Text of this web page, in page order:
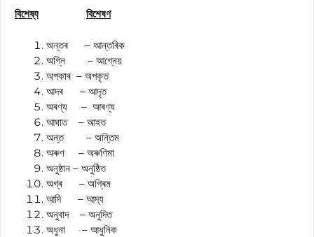
বিশেষ্য বিশেষণ
অন্তৰ – আন্তৰিক
অগ্নি – আগ্নেয়
অপকাৰ – অপকৃত
আদৰ – আদৃত
অৰণ্য – আৰণ্য
আঘাত – আহত
অন্ত – অন্তিম
অৰুণ – অৰুণিমা
অনুষ্ঠান – অনুষ্ঠিত
অগ্ৰ – অগ্ৰিম
আদি – আদ্য
অনুবাদ – অনুদিত
অধুনা – আধুনিক